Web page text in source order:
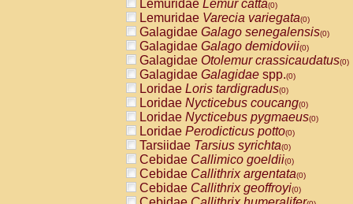
AtelidaeAlouattaspp.(0)
AtelidaeAteles belzebuth(0)
AtelidaeAteles geoffroyi(0)
AtelidaeAteles paniscus(0)
AtelidaeAtelesspp.(0)
Atelidae Lagothrix lagothricha
AtelidaeLagothrix lagothricha cana
PitheciidaeCacajao calvus
PitheciidaeCallicebus cupreus
PitheciidaeCallicebus donacophilus
PitheciidaeCallicebus moloch
PitheciidaeCallicebus torquatus
PitheciidaeCallicebusspp.(0)
PitheciidaeChiropotes satanas(0)
Lemuridae Lemur catta(0)
Lemuridae Varecia variegata(0)
Galagidae Galago senegalensis(0)
Galagidae Galago demidovii(0)
Galagidae Otolemur crassicaudatus(0)
Galagidae Galagidae spp.(0)
Loridae Loris tardigradus(0)
Loridae Nycticebus coucang(0)
Loridae Nycticebus pygmaeus(0)
Loridae Perodicticus potto(0)
Tarsiidae Tarsius syrichta(0)
Cebidae Callimico goeldii(0)
Cebidae Callithrix argentata(0)
Cebidae Callithrix geoffroyi(0)